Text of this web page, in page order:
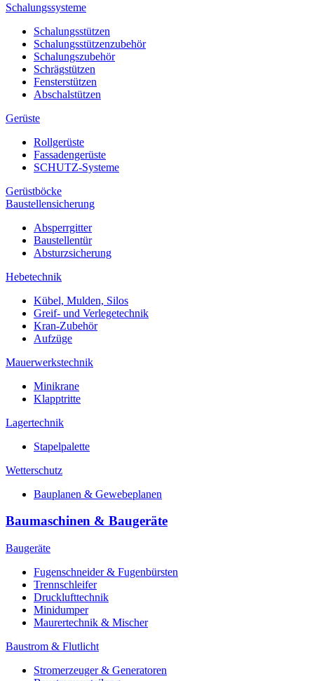
Schalungssysteme
Schalungsstützen
Schalungsstützenzubehör
Schalungszubehör
Schrägstützen
Fensterstützen
Abschalstützen
Gerüste
Rollgerüste
Fassadengerüste
SCHUTZ-Systeme
Gerüstböcke
Baustellensicherung
Absperrgitter
Baustellentür
Absturzsicherung
Hebetechnik
Kübel, Mulden, Silos
Greif- und Verlegetechnik
Kran-Zubehör
Aufzüge
Mauerwerkstechnik
Minikrane
Klapptritte
Lagertechnik
Stapelpalette
Wetterschutz
Bauplanen & Gewebeplanen
Baumaschinen & Baugeräte
Baugeräte
Fugenschneider & Fugenbürsten
Trennschleifer
Drucklufttechnik
Minidumper
Maurertechnik & Mischer
Baustrom & Flutlicht
Stromerzeuger & Generatoren